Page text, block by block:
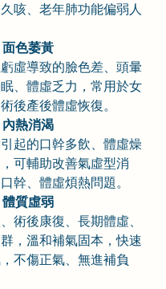
咳、老年肺功能偏弱人
色萎黃
虛導致的臉色差、頭暈
、體虛乏力，常用於女
後產後體虛恢復。
熱消渴
起的口幹多飲、體虛燥
可輔助改善氣虛型消
幹、體虛煩熱問題。
質虛弱
術後康復、長期體虛、
，溫和補氣固本，快速
不傷正氣、無進補負